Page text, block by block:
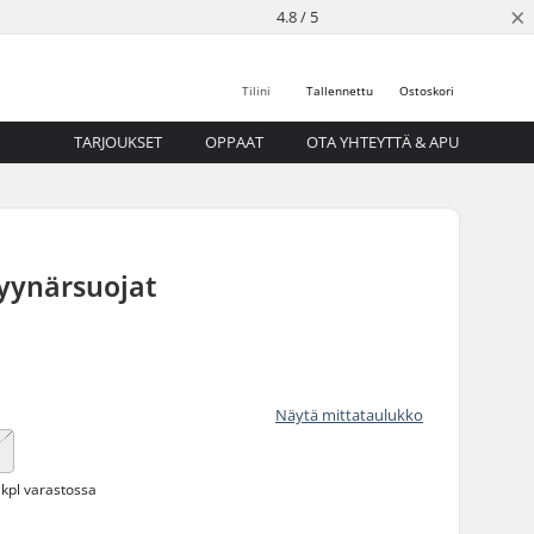
4.8 / 5 ×
Ostoskori
Tallennettu
Tilini
TARJOUKSET OPPAAT OTA YHTEYTTÄ & APU
Näytä mittataulukko
varastossa